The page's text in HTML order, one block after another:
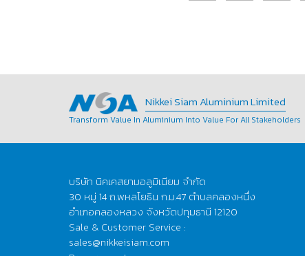
Nikkei Siam Aluminium Limited
Transform Value In Aluminium Into Value For All Stakeholders
บริษัท นิคเคสยามอลูมิเนียม จำกัด
30 หมู่ 14 ถ.พหลโยธิน ก.ม.47 ตำบลคลองหนึ่ง
อำเภอคลองหลวง จังหวัดปทุมธานี 12120
Sale & Customer Service :
sales@nikkeisiam.com